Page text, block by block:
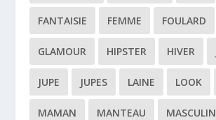
FANTAISIE FEMME FOULARD
GLAMOUR HIPSTER HIVER
JUPE JUPES LAINE LOOK
MAMAN MANTEAU MASCULIN